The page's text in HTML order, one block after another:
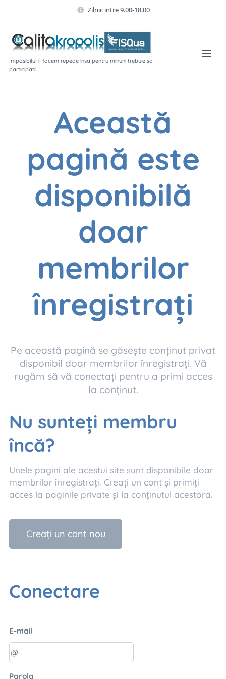
Zilnic intre 9.00-18.00
Imposibilul il facem repede insa pentru minuni trebuie sa
participati!
Această
pagină este
disponibilă
doar
membrilor
înregistrați
Pe această pagină se găsește conținut privat
disponibil doar membrilor înregistrați. Vă
rugăm să vă conectați pentru a primi acces
la conținut.
Nu sunteți membru
încă?
Unele pagini ale acestui site sunt disponibile doar
membrilor înregistrați. Creați un cont și primiți
acces la paginile private și la conținutul acestora.
Creați un cont nou
Conectare
E-mail
Parola